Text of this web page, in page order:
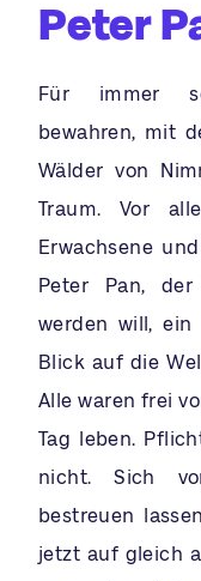
Peter
Für immer
bewahren, mit
Wälder von
Traum. Vor
Erwachsene
Peter Pan,
werden will, ein
Blick auf die
Alle waren frei
Tag leben.
nicht. Sich
bestreuen
jetzt auf gleich